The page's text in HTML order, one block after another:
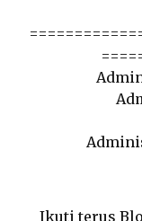
Ikuti terus